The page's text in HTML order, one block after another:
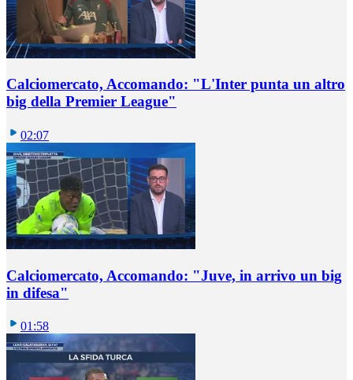
Calciomercato, Accomando: "L'Inter punta un altro
big della Premier League"
02:07
Calciomercato, Accomando: "Juve, in arrivo un big
in difesa"
01:58